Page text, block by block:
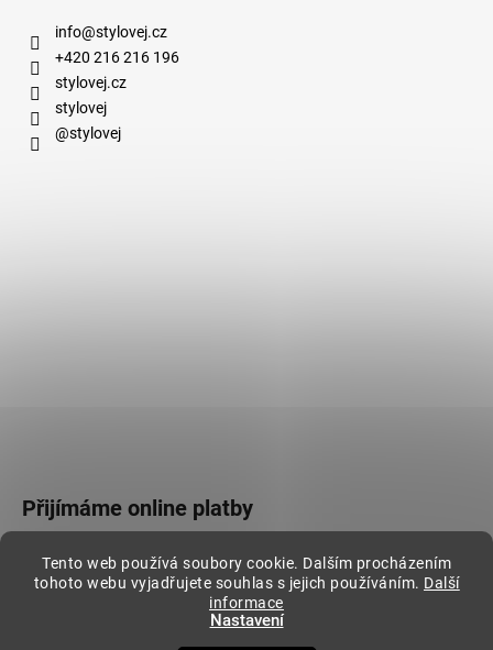
Tento web používá soubory cookie. Dalším procházením
tohoto webu vyjadřujete souhlas s jejich používáním. Další
informace
Nastavení
info@stylovej.cz
+420 216 216 196
stylovej.cz
stylovej
@stylovej
Přijímáme online platby
Vytvořil Shoptet